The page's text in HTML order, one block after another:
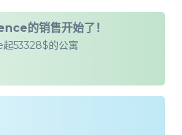
的销售开始了！
53328$的公寓